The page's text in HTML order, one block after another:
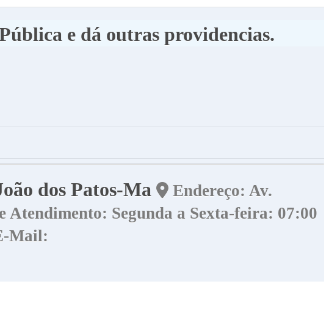
e dá outras providencias.
dos Patos-Ma
Endereço: Av.
Atendimento: Segunda a Sexta-feira: 07:00
Mail: